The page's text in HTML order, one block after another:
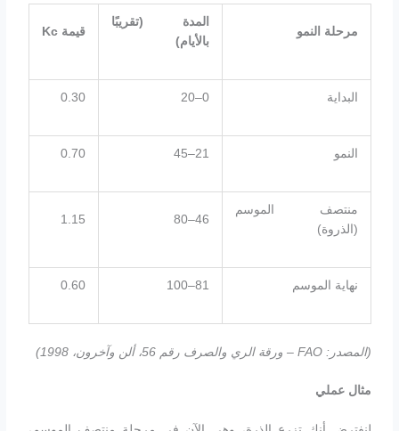
مرحلة النمو
المدة (تقريبًا
بالأيام)
قيمة
البداية 0–20
0.30
النمو 21–45
0.70
منتصف الموسم
(الذروة)
46–80
1.15
نهاية الموسم 81–100
0.60
(المصدر : FAO – ورقة الري والصرف رقم 56، ألن وآخرون، 1998 )
مثال عملي